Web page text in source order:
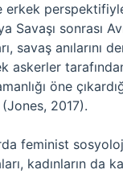
perspektifiyle
Savaşı sonrası
savaş anılarını
askerler
öne
2017).
feminist
kadınların da